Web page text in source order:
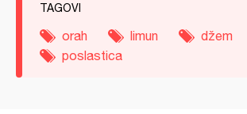
TAGOVI
orah limun
džem
poslastica